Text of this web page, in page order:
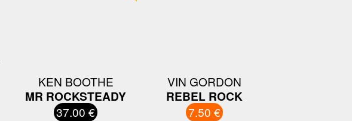
KEN BOOTHE
MR ROCKSTEADY
37.00 €
VIN GORDON
REBEL ROCK
7.50 €